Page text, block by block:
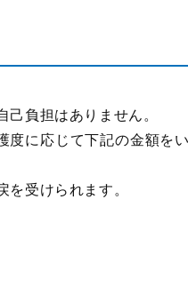
負担はありません。
に応じて下記の金額を
受けられます。